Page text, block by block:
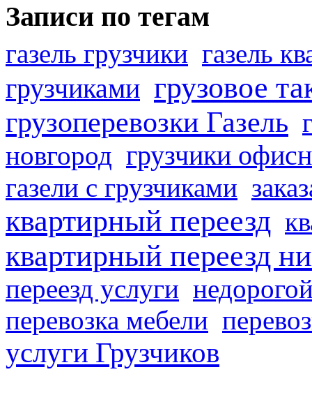
Записи по тегам
газель грузчики газель
грузчиками грузовое
грузоперевозки Газель
новгород грузчики
газели с грузчиками
квартирный переезд
квартирный переезд
переезд услуги
перевозка мебели
услуги Грузчиков